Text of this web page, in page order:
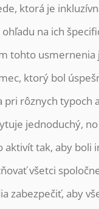
ktorá je
na ich
tohto
ktorý bol
pri rôznych typoch
jednoduchý,
aktivít tak, aby boli
všetci
zabezpečiť, aby